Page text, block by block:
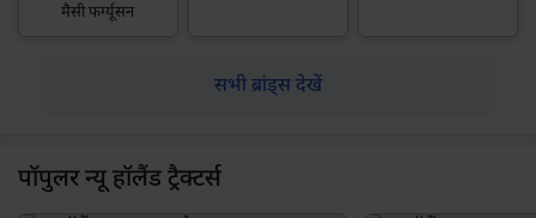
मैसी फर्ग्यूसन
सभी ब्रांड्स देखें
पॉपुलर न्यू हॉलैंड ट्रैक्टर्स